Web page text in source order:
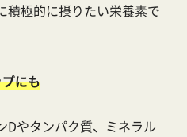
積極的に摂りたい栄養素で
にも
Dやタンパク質、ミネラル